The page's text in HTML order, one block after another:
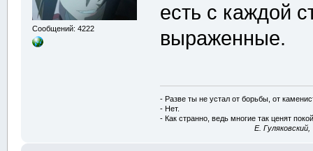
Сообщений: 4222
есть с каждой
выраженные.
- Разве ты не устал от борьбы, от
- Нет.
- Как странно, ведь многие так ценят
E.